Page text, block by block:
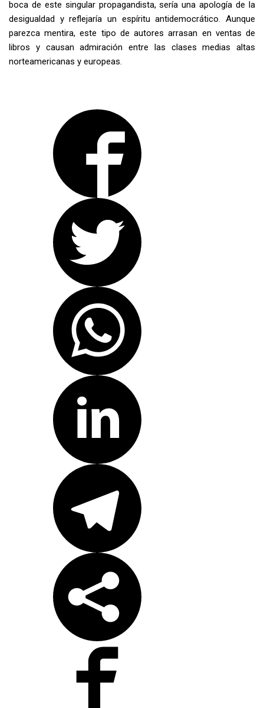
boca de este singular propagandista, sería una apología de la
desigualdad y reflejaría un espíritu antidemocrático. Aunque
parezca mentira, este tipo de autores arrasan en ventas de
libros y causan admiración entre las clases medias altas
norteamericanas y europeas.